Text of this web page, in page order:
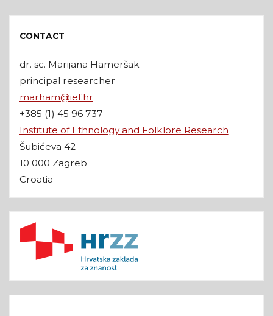
CONTACT
dr. sc. Marijana Hameršak
principal researcher
marham@ief.hr
+385 (1) 45 96 737
Institute of Ethnology and Folklore Research
Šubićeva 42
10 000 Zagreb
Croatia